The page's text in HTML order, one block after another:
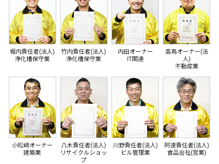
堀内責任者(法人)
浄化槽保守業
竹内責任者(法人)
浄化槽保守業
内田オーナー
IT関連
高鳥オーナー(法
人)
不動産業
小松﨑オーナー
建築業
八木責任者(法人)
リサイクルショッ
プ
川野責任者(法人)
ビル管理業
阿達責任者(法人)
食品会社(営業)